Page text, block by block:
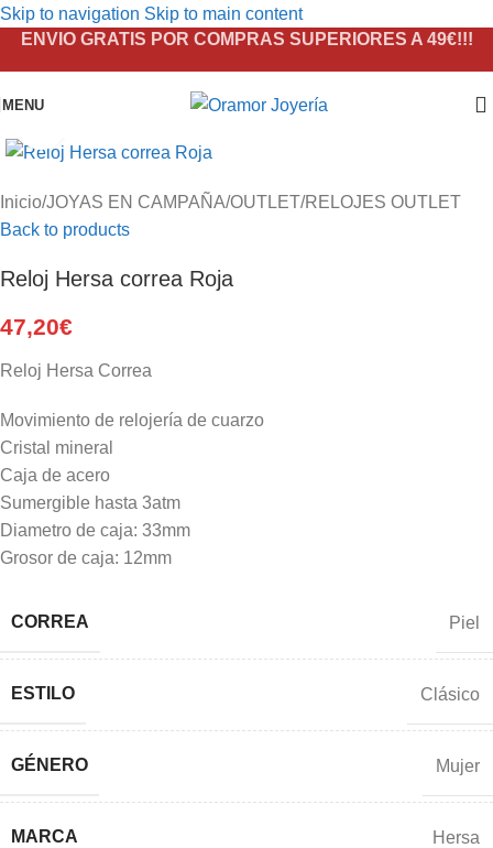
Skip to navigation Skip to main content
ENVIO GRATIS POR COMPRAS SUPERIORES A 49€!!!
MENU
Inicio/JOYAS EN CAMPAÑA/OUTLET/RELOJES OUTLET
Back to products
Reloj Hersa correa Roja
47,20€
Reloj Hersa Correa
Movimiento de relojería de cuarzo
Cristal mineral
Caja de acero
Sumergible hasta 3atm
Diametro de caja: 33mm
Grosor de caja: 12mm
CORREA Piel
ESTILO Clásico
GÉNERO Mujer
MARCA Hersa